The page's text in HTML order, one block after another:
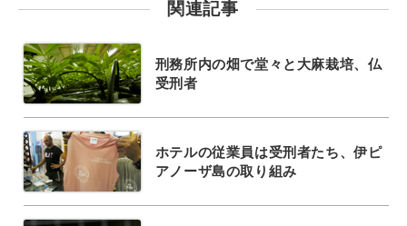
関連記事
刑務所内の畑で堂々と大麻栽培、仏
受刑者
ホテルの従業員は受刑者たち、伊ピ
アノーザ島の取り組み